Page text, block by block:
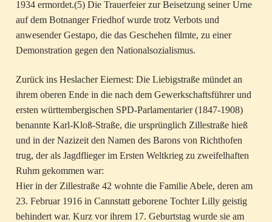
1934 ermordet.(5) Die Trauerfeier zur Beisetzung seiner Urne
auf dem Botnanger Friedhof wurde trotz Verbots und
anwesender Gestapo, die das Geschehen filmte, zu einer
Demonstration gegen den Nationalsozialismus.
Zurück ins Heslacher Eiernest: Die Liebigstraße mündet an
ihrem oberen Ende in die nach dem Gewerkschaftsführer und
ersten württembergischen SPD-Parlamentarier (1847-1908)
benannte Karl-Kloß-Straße, die ursprünglich Zillestraße hieß
und in der Nazizeit den Namen des Barons von Richthofen
trug, der als Jagdflieger im Ersten Weltkrieg zu zweifelhaften
Ruhm gekommen war:
Hier in der Zillestraße 42 wohnte die Familie Abele, deren am
23. Februar 1916 in Cannstatt geborene Tochter Lilly geistig
behindert war. Kurz vor ihrem 17. Geburtstag wurde sie am